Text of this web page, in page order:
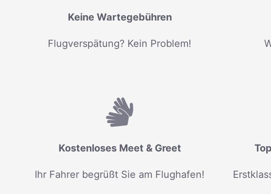
Keine Wartegebühren
Flugverspätung? Kein Problem!
Kostenloses Meet & Greet
Ihr Fahrer begrüßt Sie am Flughafen!